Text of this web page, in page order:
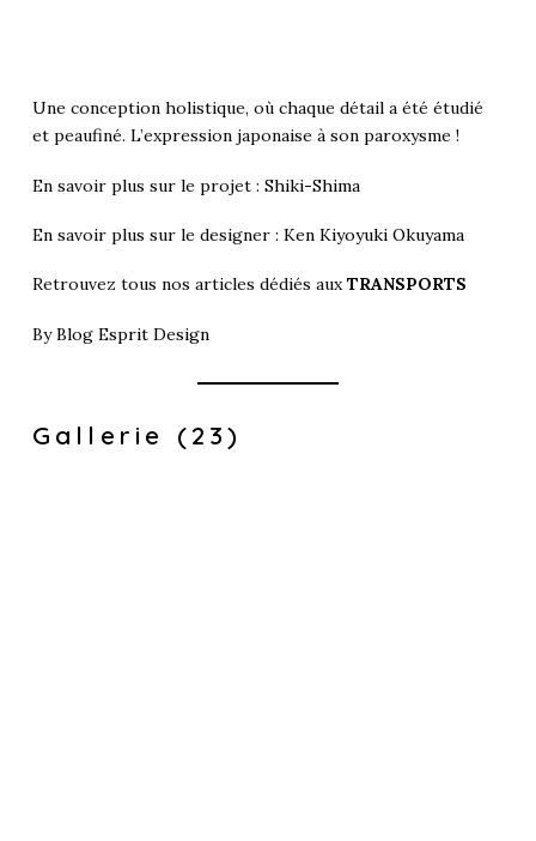
Une conception holistique, où chaque détail a été étudié
et peaufiné. L’expression japonaise à son paroxysme !
En savoir plus sur le projet : Shiki-Shima
En savoir plus sur le designer : Ken Kiyoyuki Okuyama
Retrouvez tous nos articles dédiés auxTRANSPORTS
ByBlog Esprit Design
Gallerie (23)